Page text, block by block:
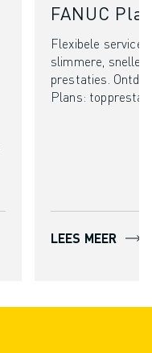
FANUC
Flexibele
slimmere,
prestaties.
Plans:
LEES MEER